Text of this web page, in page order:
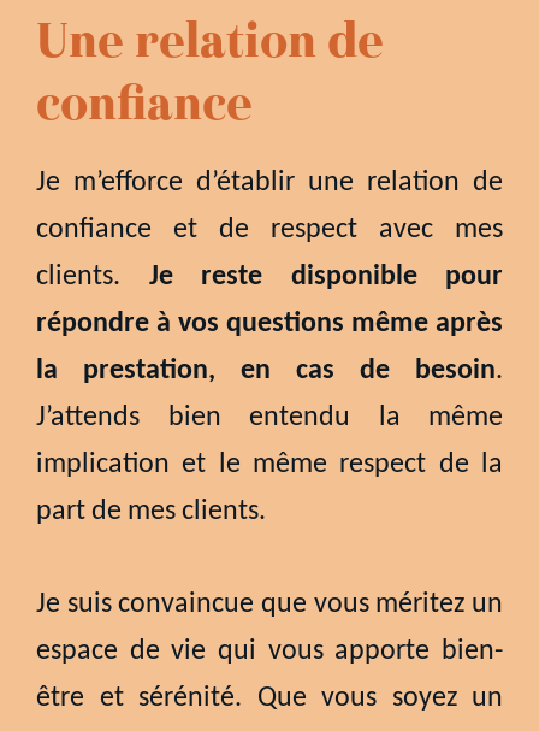
Une relation de
confiance
Je m’efforce d’établir une relation de
confiance et de respect avec mes
clients. Je reste disponible pour
répondre à vos questions même après
la prestation, en cas de besoin.
J’attends bien entendu la même
implication et le même respect de la
part de mes clients.
Je suis convaincue que vous méritez un
espace de vie qui vous apporte bien-
être et sérénité. Que vous soyez un